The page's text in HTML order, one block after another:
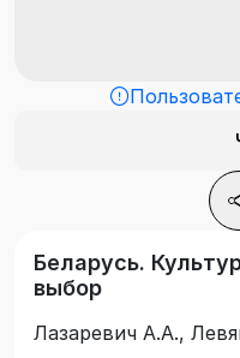
Беларусь.
выбор
Лазаревич А.А.,